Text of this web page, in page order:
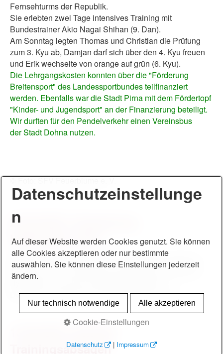
Fernsehturms der Republik.
Sie erlebten zwei Tage intensives Training mit
Bundestrainer Akio Nagai Shihan (9. Dan).
Am Sonntag legten Thomas und Christian die Prüfung
zum 3. Kyu ab, Damjan darf sich über den 4. Kyu freuen
und Erik wechselte von orange auf grün (6. Kyu).
Die Lehrgangskosten konnten über die "Förderung
Breitensport" des Landessportbundes teilfinanziert
werden. Ebenfalls war die Stadt Pirna mit dem Fördertopf
"Kinder- und Jugendsport" an der Finanzierung beteiligt.
Wir durften für den Pendelverkehr einen Vereinsbus
derStadt Dohna nutzen.
© Foto: SFV Feuerblume e. V.
22.09.2021 Anpassung
Hygienekonzept
Mit der ab Donnerstag, dem 23. September, geltenden -
nunmehr 25. - Corona-Schutz-Verordnung musste das
Der Verein verzichtet auf das 2G-Optionsmodell.
Trainingsabsagen
Datenschutzeinstellunge
n
Auf dieser Website werden Cookies genutzt. Sie können
alle Cookies akzeptieren oder nur bestimmte
auswählen. Sie können diese Einstellungen jederzeit
ändern.
Nur technisch notwendige Alle akzeptieren
Cookie-Einstellungen
Datenschutz | Impressum